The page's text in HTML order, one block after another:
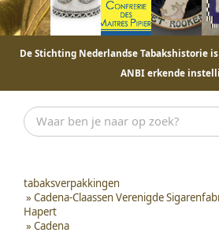
De Stichting Nederlandse Tabakshistorie
ANBI erkende
tabaksverpakkingen
» Cadena-Claassen Verenigde
Hapert
» Cadena